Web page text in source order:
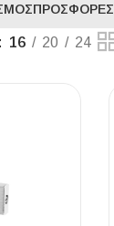
ΠΡΟΣΦΟΡΈΣ
16 20 24